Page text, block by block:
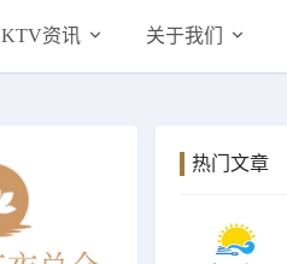
KTV资讯 关于我们
热门文章